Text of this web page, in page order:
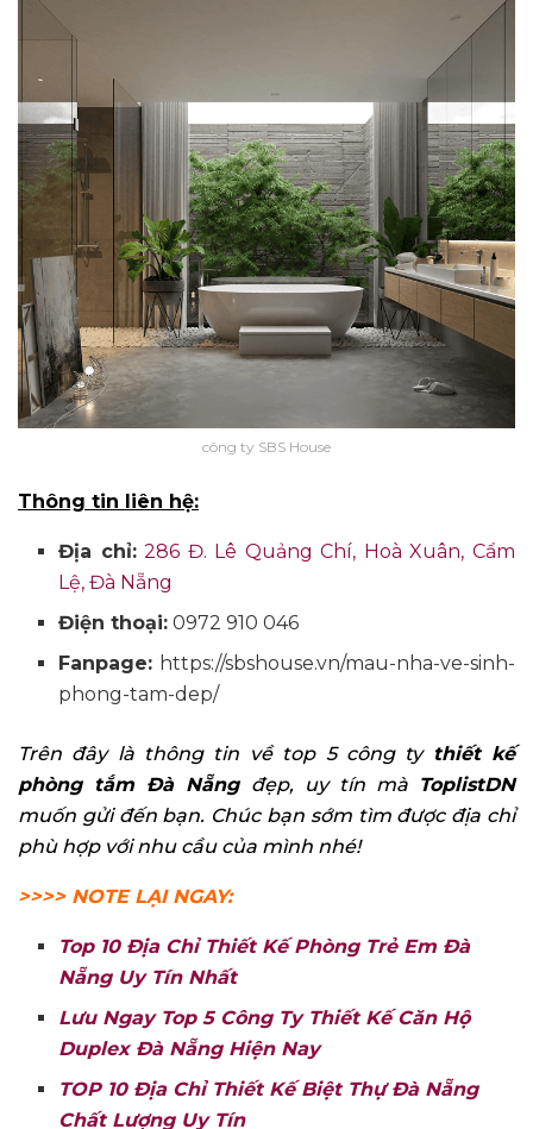
công ty SBS House
Thông tin liên hệ:
Địa chỉ: 286 Đ. Lê Quảng Chí, Hoà Xuân, Cẩm
Lệ, Đà Nẵng
Điện thoại: 0972 910 046
Fanpage: https://sbshouse.vn/mau-nha-ve-sinh-
phong-tam-dep/
Trên đây là thông tin về top 5 công ty thiết kế
phòng tắm Đà Nẵngđẹp, uy tín mà ToplistDN
muốn gửi đến bạn. Chúc bạn sớm tìm được địa chỉ
phù hợp với nhu cầu của mình nhé!
>>>> NOTE LẠI NGAY:
Top 10 Địa Chỉ Thiết Kế Phòng Trẻ Em Đà
Nẵng Uy Tín Nhất
Lưu Ngay Top 5 Công Ty Thiết Kế Căn Hộ
Duplex Đà Nẵng Hiện Nay
TOP 10 Địa Chỉ Thiết Kế Biệt Thự Đà Nẵng
Chất Lượng Uy Tín